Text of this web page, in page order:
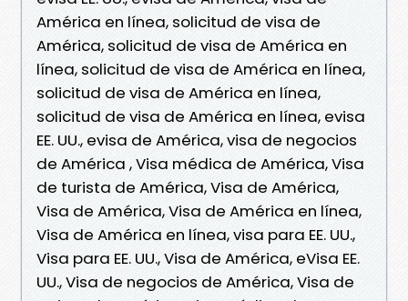
América en línea, solicitud de visa de
América, solicitud de visa de América en
línea, solicitud de visa de América en línea,
solicitud de visa de América en línea,
solicitud de visa de América en línea, evisa
EE. UU., evisa de América, visa de negocios
de América , Visa médica de América, Visa
de turista de América, Visa de América,
Visa de América, Visa de América en línea,
Visa de América en línea, visa para EE. UU.,
Visa para EE. UU., Visa de América, eVisa EE.
UU., Visa de negocios de América, Visa de